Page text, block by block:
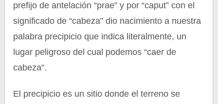
prefijo de antelación “prae” y por “caput” con el
significado de “cabeza” dio nacimiento a nuestra
palabra precipicio que indica literalmente, un
lugar peligroso del cual podemos “caer de
cabeza”.
El precipicio es un sitio donde el terreno se